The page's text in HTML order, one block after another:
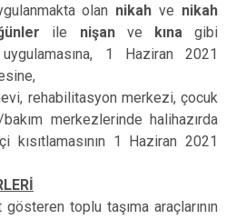
olan nikahve nikah
ile nişanve kınagibi
1 Haziran 2021
rehabilitasyon merkezi, çocuk
merkezlerinde halihazırda
kısıtlamasının 1 Haziran 2021
toplu taşıma araçlarının